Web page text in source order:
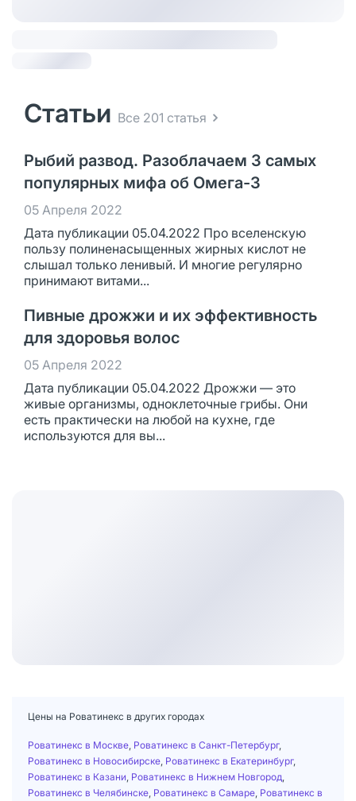
Статьи Все 201 статья
Рыбий развод. Разоблачаем 3 самых
популярных мифа об Омега-3
05 Апреля 2022
Дата публикации 05.04.2022 Про вселенскую
пользу полиненасыщенных жирных кислот не
слышал только ленивый. И многие регулярно
принимают витами...
Пивные дрожжи и их эффективность
для здоровья волос
05 Апреля 2022
Дата публикации 05.04.2022 Дрожжи — это
живые организмы, одноклеточные грибы. Они
есть практически на любой на кухне, где
используются для вы...
Цены на Роватинекс в других городах
Роватинекс в Москве Роватинекс в Санкт-Петербург,
Роватинекс в Новосибирске Роватинекс в Екатеринбург,
Роватинекс в Казани Роватинекс в Нижнем Новгород
Роватинекс в Челябинске Роватинекс в Самаре Роватинекс в